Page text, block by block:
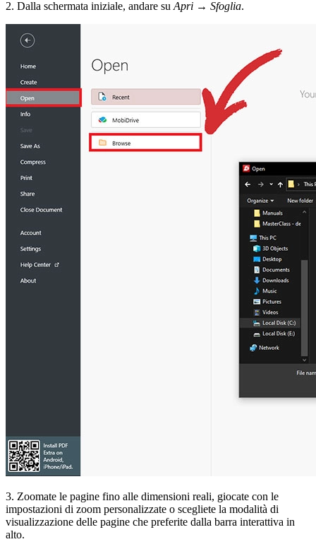
2. Dalla schermata iniziale, andare su Apri → Sfoglia.
3. Zoomate le pagine fino alle dimensioni reali, giocate con le
impostazioni di zoom personalizzate o scegliete la modalità di
visualizzazione delle pagine che preferite dalla barra interattiva in
alto.